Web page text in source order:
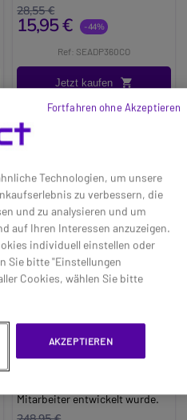
für den EPOS Adapt 360
Brand:EPOS
28,55 €
15,95 € -44%
Ref: SEADP360CO
Jetzt kaufen
Mitarbeiter entwickelt wurde.
Brand:EPOS
Technologien, um unsere
zu verbessern, die
und zu analysieren und um
auf Ihren Interessen anzuzeigen.
individuell einstellen oder
Sie bitte "Einstellungen
Cookies, wählen Sie bitte
AKZEPTIEREN
Fortfahren ohne Akzeptieren